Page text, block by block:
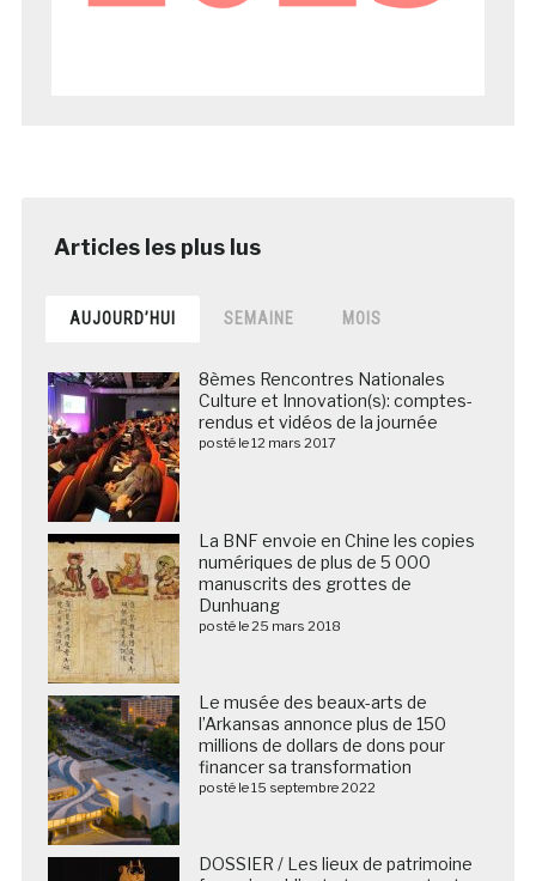
AUJOURD’HUI SEMAINE MOIS
8èmes Rencontres Nationales
Culture et Innovation(s): comptes-
rendus et vidéos de la journée
posté le 12 mars 2017
La BNF envoie en Chine les copies
numériques de plus de 5 000
manuscrits des grottes de
Dunhuang
posté le 25 mars 2018
Le musée des beaux-arts de
l’Arkansas annonce plus de 150
millions de dollars de dons pour
financer sa transformation
posté le 15 septembre 2022
DOSSIER / Les lieux de patrimoine